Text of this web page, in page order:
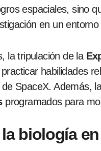
espaciales, sino
en un
la tripulación de la
habilidades
SpaceX. Además,
programados para
biología